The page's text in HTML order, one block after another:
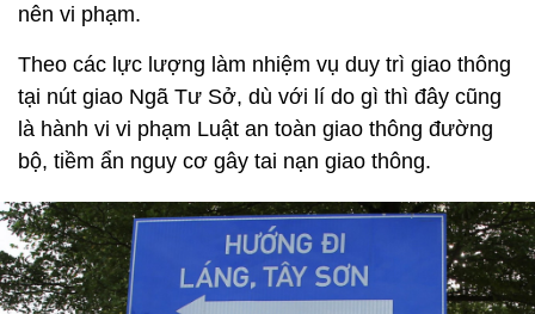
nên vi phạm.
Theo các lực lượng làm nhiệm vụ duy trì giao thông
tại nút giao Ngã Tư Sở, dù với lí do gì thì đây cũng
là hành vi vi phạm Luật an toàn giao thông đường
bộ, tiềm ẩn nguy cơ gây tai nạn giao thông.